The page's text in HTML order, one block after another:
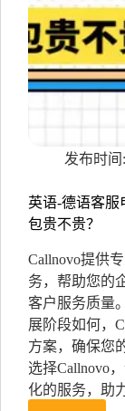
户
服
务
的
好
英语-德语客服
包贵不贵？
Callnovo提供
务，帮助您的
客户服务质量
展阶段如何，
方案，确保您
选择Callnovo
化的服务，助